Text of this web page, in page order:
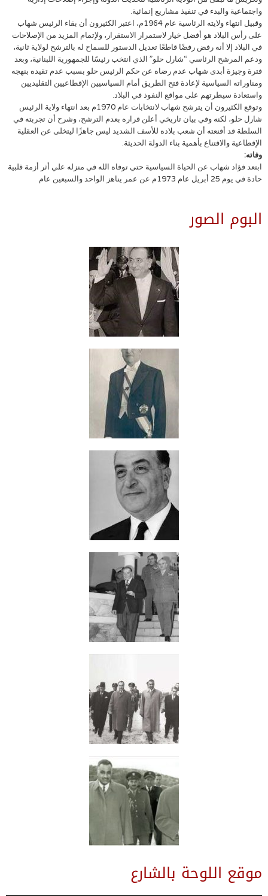
واجتماعية والبدء في تنفيذ مشاريع إنمائية.
وقبيل انتهاء ولايته الرئاسية عام 1964م، اعتبر الكثيرون أن بقاء الرئيس شهاب
على رأس البلاد هو أفضل خيار لاستمرار الاستقرار، ولإتمام المزيد من الإصلاحات
في البلاد إلا أنه رفض رفضًا قاطعًا تعديل الدستور للسماح له بالترشح لولاية ثانية،
ودعم المرشح الرئاسي “شارل حلو” الذي انتخب رئيسًا للجمهورية اللبنانية، وبعد
فترة وجيزة أبدى شهاب عدم رضاه عن حكم الرئيس حلو بسبب عدم تقيده بنهجه
ومناوراته السياسية لإعادة فتح الطريق أمام السياسيين الإقطاعيين التقليديين
واستعادة سيطرتهم على مواقع النفوذ في البلاد.
وتوقع الكثيرون أن يترشح شهاب لانتخابات عام 1970م بعد انتهاء ولاية الرئيس
شارل حلو، لكنه وفي بيان تاريخي أعلن قراره بعدم الترشح، وشرح أن تجربته في
السلطة قد أقنعته أن شعب بلاده للأسف الشديد ليس جاهزًا ليتخلى عن العقلية
الإقطاعية والاقتناع بأهمية بناء الدولة الحديثة.
وفاته:
ابتعد فؤاد شهاب عن الحياة السياسية حتي توفاه الله في منزله علي أثر أزمة قلبية
حادة في يوم 25 أبريل عام 1973م عن عمر يناهز الواحد والسبعين عام
البوم الصور
موقع اللوحة بالشارع